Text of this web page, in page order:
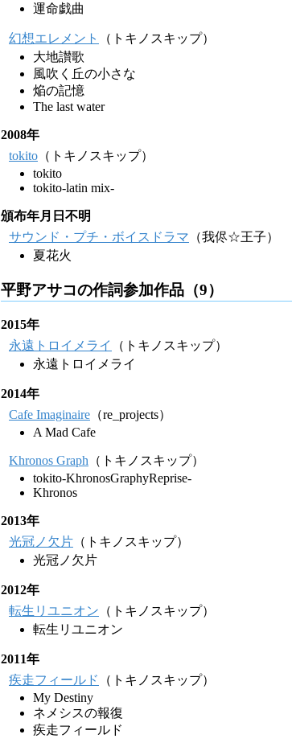
運命戯曲
幻想エレメント
（トキノスキップ）
大地讃歌
風吹く丘の小さな
焔の記憶
The last water
2008年
tokito （トキノスキップ）
tokito
tokito-latin mix-
頒布年月日不明
サウンド・プチ・ボイスドラマ （我侭☆王子）
夏花火
平野アサコの作詞参加作品（9）
2015年
永遠トロイメライ
（トキノスキップ）
永遠トロイメライ
2014年
Cafe Imaginaire （re_projects）
A Mad Cafe
Khronos Graph （トキノスキップ）
tokito-KhronosGraphyReprise-
Khronos
2013年
光冠ノ欠片 （トキノスキップ）
光冠ノ欠片
2012年
転生リユニオン （トキノスキップ）
転生リユニオン
2011年
疾走フィールド
（トキノスキップ）
My Destiny
ネメシスの報復
疾走フィールド